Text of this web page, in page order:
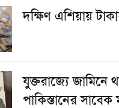
দক্ষিণ এশিয়ায়
যুক্তরাজ্যে জামিনে
পাকিস্তানের সাবেক